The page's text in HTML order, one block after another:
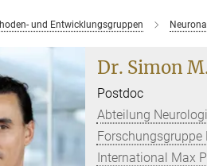
und Entwicklungsgruppen
Dr. Simon
Postdoc
Abteilung
International Max